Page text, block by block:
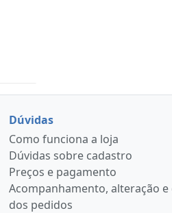
Dúvidas
Como funciona a loja
Dúvidas sobre cadastro
Preços e pagamento
Acompanhamento, alteração
dos pedidos